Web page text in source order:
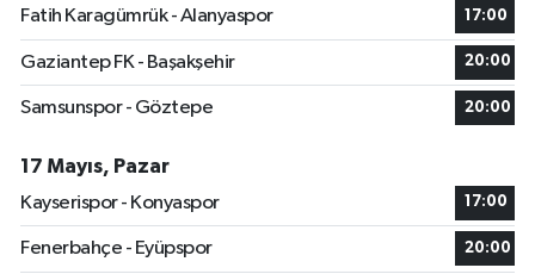
Fatih Karagümrük - Alanyaspor
17:00
Gaziantep FK - Başakşehir 20:00
Samsunspor - Göztepe 20:00
17 Mayıs, Pazar
Kayserispor - Konyaspor
17:00
Fenerbahçe - Eyüpspor 20:00